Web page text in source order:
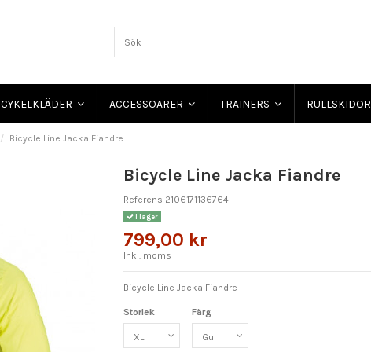
CYKELKLÄDER ACCESSOARER TRAINERS RULLSKIDOR
Bicycle Line Jacka Fiandre
Bicycle Line Jacka Fiandre
Referens 2106171136764
I lager
799,00 kr
Inkl. moms
Bicycle Line Jacka Fiandre
Storlek Färg